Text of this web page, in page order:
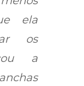
ela
os
a